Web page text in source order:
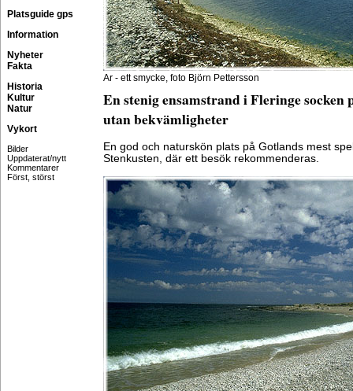
Platsguide gps
Information
Nyheter
Fakta
Historia
Kultur
Natur
Vykort
Bilder
Uppdaterat/nytt
Kommentarer
Först, störst
Ar - ett smycke, foto Björn Pettersson
En stenig ensamstrand i Fleringe
utan bekvämligheter
En god och naturskön plats på Gotlands mest
Stenkusten, där ett besök rekommenderas.